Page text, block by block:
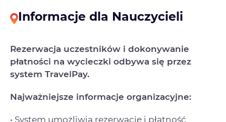
Informacje dla Nauczycieli
Rezerwacja uczestników i dokonywanie
płatności na wycieczki odbywa się przez
system TravelPay.
Najważniejsze informacje organizacyjne:
• System umożliwia rezerwację i płatność